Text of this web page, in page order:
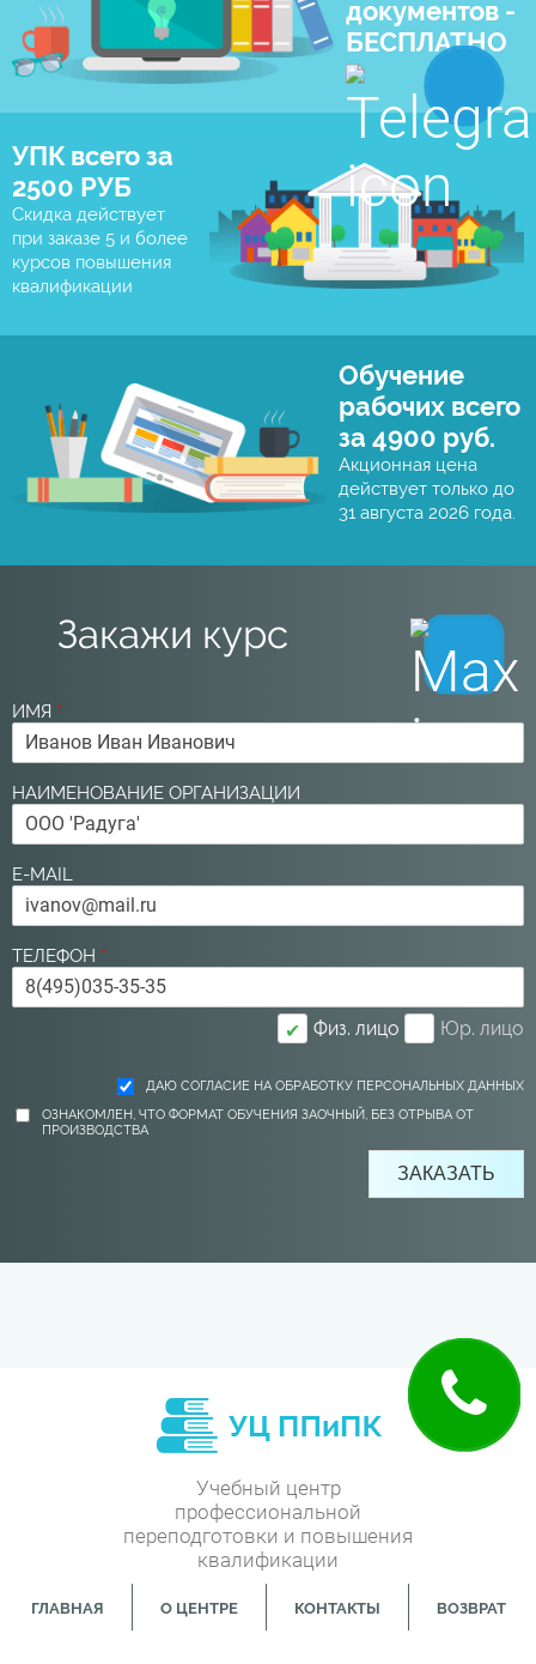
документов -
БЕСПЛАТНО
УПК всего за
2500 РУБ
Скидка действует
при заказе 5 и более
курсов повышения
квалификации
Обучение
рабочих всего
за 4900 руб.
Акционная цена
действует только до
31 августа 2026 года.
Закажи курс
ИМЯ *
НАИМЕНОВАНИЕ ОРГАНИЗАЦИИ
E-MAIL
ТЕЛЕФОН *
✔ Физ. лицо Юр. лицо
ДАЮ СОГЛАСИЕ НА ОБРАБОТКУ ПЕРСОНАЛЬНЫХ ДАННЫХ
ОЗНАКОМЛЕН, ЧТО ФОРМАТ ОБУЧЕНИЯ ЗАОЧНЫЙ, БЕЗ ОТРЫВА ОТ
ПРОИЗВОДСТВА
Учебный центр
профессиональной
переподготовки и повышения
квалификации
ГЛАВНАЯ О ЦЕНТРЕ КОНТАКТЫ ВОЗВРАТ